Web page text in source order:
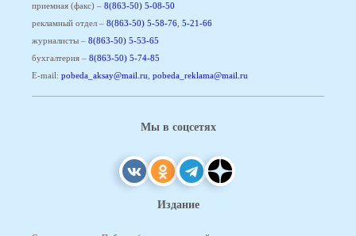
приемная (факс) – 8(863-50) 5-08-50
рекламный отдел – 8(863-50) 5-58-76, 5-21-66
журналисты – 8(863-50) 5-53-65
бухгалтерия – 8(863-50) 5-74-85
E-mail: pobeda_aksay@mail.ru, pobeda_reklama@mail.ru
Мы в соцсетях
Издание